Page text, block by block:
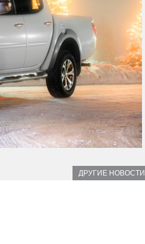
ДРУГИЕ НОВОСТИ